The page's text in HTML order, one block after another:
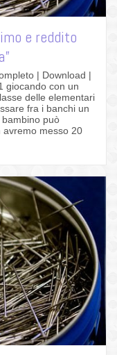
e reddito
| Download |
giocando con un
delle elementari
fra i banchi un
può
avremo messo 20